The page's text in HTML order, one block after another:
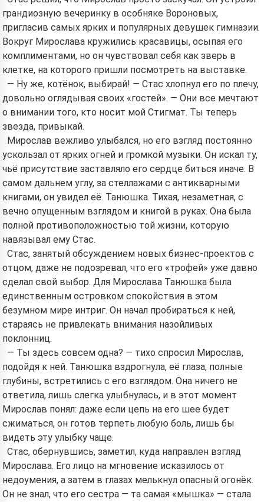
грандиозную вечеринку в особняке Вороновых,
пригласив самых ярких и популярных девушек гимназии.
Вокруг Мирослава кружились красавицы, осыпая его
комплиментами, но он чувствовал себя как зверь в
клетке, на которого пришли посмотреть на выставке.
— Ну же, котёнок, выбирай! — Стас хлопнул его по плечу,
довольно оглядывая своих «гостей». — Они все мечтают
о внимании того, кто носит мой Стигмат. Ты теперь
звезда, привыкай.
Мирослав вежливо улыбался, но его взгляд постоянно
ускользал от ярких огней и громкой музыки. Он искал ту,
чьё присутствие заставляло его сердце биться иначе. В
самом дальнем углу, за стеллажами с антикварными
книгами, он увидел её. Танюшка. Тихая, незаметная, с
вечно опущенным взглядом и книгой в руках. Она была
полной противоположностью той жизни, которую
навязывал ему Стас.
Стас, занятый обсуждением новых бизнес-проектов с
отцом, даже не подозревал, что его «трофей» уже давно
сделал свой выбор. Для Мирослава Танюшка была
единственным островком спокойствия в этом
безумном мире интриг. Он начал пробираться к ней,
стараясь не привлекать внимания назойливых
поклонниц.
— Ты здесь совсем одна? — тихо спросил Мирослав,
подойдя к ней. Танюшка вздрогнула, её глаза, полные
глубины, встретились с его взглядом. Она ничего не
ответила, лишь слегка улыбнулась, и в этот момент
Мирослав понял: даже если цепь на его шее будет
сжиматься, он готов терпеть любую боль, лишь бы
видеть эту улыбку чаще.
Стас, обернувшись, заметил, куда направлен взгляд
Мирослава. Его лицо на мгновение исказилось от
недоумения, а затем в глазах мелькнул опасный огонёк.
Он не знал, что его сестра — та самая «мышка» — стала